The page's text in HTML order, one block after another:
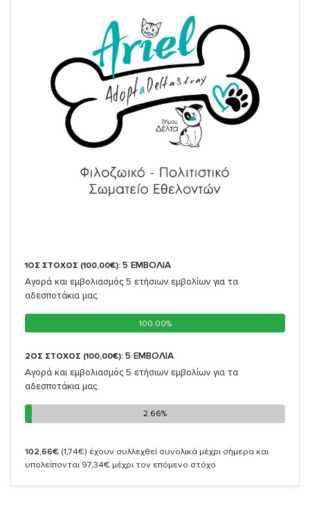
1ΟΣ ΣΤΟΧΟΣ (100,00€): 5 ΕΜΒΟΛΙΑ
Αγορά και εμβολιασμός 5 ετήσιων εμβολίων για τα
αδεσποτάκια μας.
100.00%
100.00%
2ΟΣ ΣΤΟΧΟΣ (100,00€): 5 ΕΜΒΟΛΙΑ
Αγορά και εμβολιασμός 5 ετήσιων εμβολίων για τα
αδεσποτάκια μας.
2.66%
2.66%
102,66€ (1,74€) έχουν συλλεχθεί συνολικά μέχρι σήμερα και
υπολείπονται 97,34€ μέχρι τον επόμενο στόχο